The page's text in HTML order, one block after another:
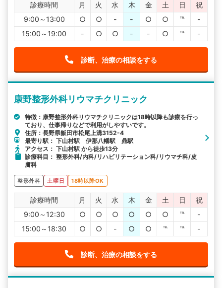
診療時間 月 火 水 木 金 土 日
祝
9:00～13:00
○ ○ - - ○ ○ ℡
-
15:00～19:00
- ○ ○ - - ○ ℡ -
診断、治療の相談をする
康野整形外科リウマチクリニック
特徴：康野整形外科リウマチクリニックは18時以降も診療を行っ
ており、仕事帰りなどで利用がしやすいです。
住所：長野県飯田市松尾上溝3152-4
最寄り駅： 下山村駅 伊那八幡駅 鼎駅
アクセス： 下山村駅 から徒歩13分
診療科目： 整形外科/内科/リハビリテーション科/リウマチ科/皮
膚科
整形外科 土曜日 18時以降OK
診療時間 月 火 水 木 金 土 日
祝
9:00～12:30
○ ○ ○ ○ ○ ○ ℡
-
15:00～18:30
○ ○ - ○ ○ ℡ ℡ -
診断、治療の相談をする